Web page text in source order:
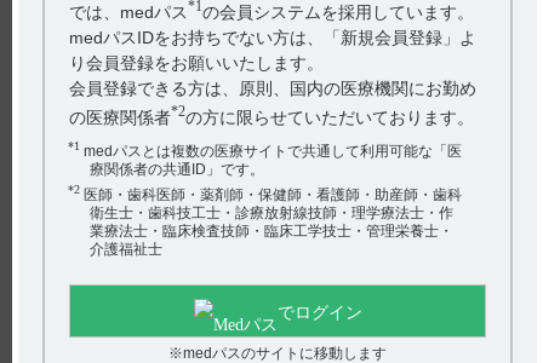
関連するQ&A
【エピレオプチマル】 合併症・既往歴等のある患者様に
関する注意事項について教えてください。
【インフリー】 代謝及び排泄について教えてください。
【フェロミア】 特定の背景を有する患者に関する注意を
教えてください。
【タンボコール・錠・細粒】 腎機能障害の患者に関する
注意事項について教えてください。
アンケート:ご意見をお聞かせください
(選択してください)
では、medパス*1の会員システムを採用しています。
medパスIDをお持ちでない方は、「新規会員登録」よ
り会員登録をお願いいたします。
会員登録できる方は、原則、国内の医療機関にお勤め
の医療関係者*2の方に限らせていただいております。
*1 medパスとは複数の医療サイトで共通して利用可能な「医
療関係者の共通ID」です。
*2 医師・歯科医師・薬剤師・保健師・看護師・助産師・歯科
衛生士・歯科技工士・診療放射線技師・理学療法士・作
業療法士・臨床検査技師・臨床工学技士・管理栄養士・
介護福祉士
でログイン
※medパスのサイトに移動します